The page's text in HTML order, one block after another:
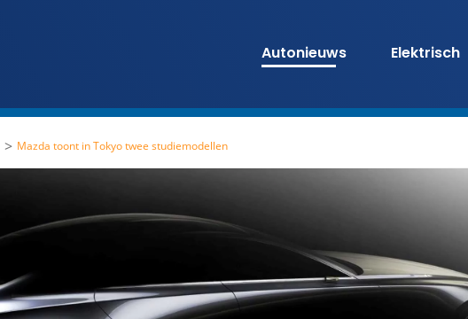
Autonieuws Elektrisch
> Mazda toont in Tokyo twee studiemodellen